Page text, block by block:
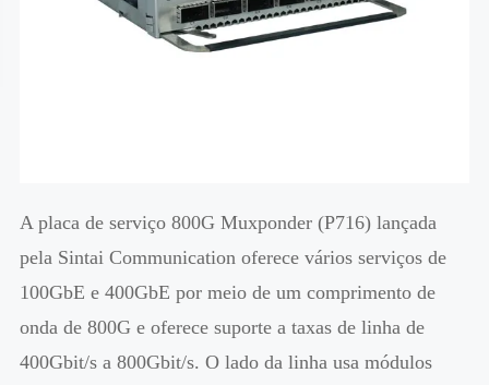
A placa de serviço 800G Muxponder (P716) lançada
pela Sintai Communication oferece vários serviços de
100GbE e 400GbE por meio de um comprimento de
onda de 800G e oferece suporte a taxas de linha de
400Gbit/s a 800Gbit/s. O lado da linha usa módulos